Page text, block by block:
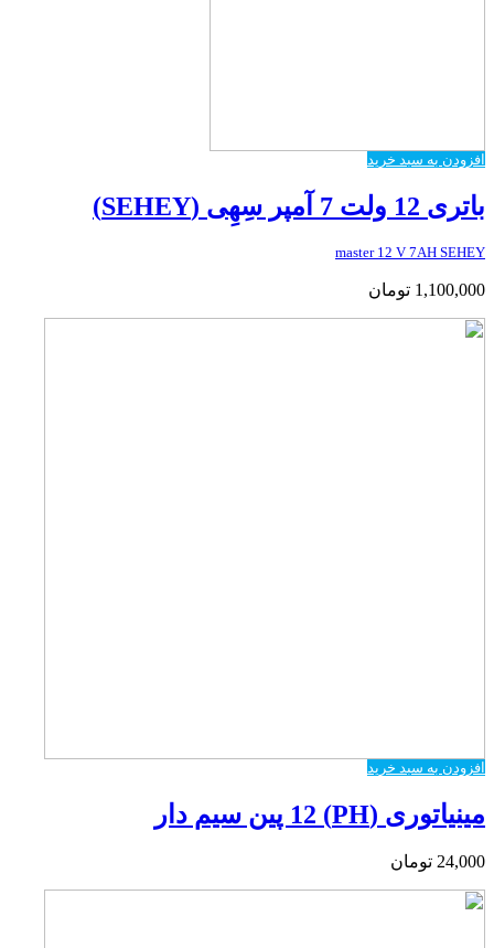
افزودن به سبد خرید
باتری 12 ولت 7 آمپر سِهِی (SEHEY)
master 12 V 7AH SEHEY
1,100,000 تومان
افزودن به سبد خرید
مینیاتوری (PH) 12 پین سیم دار
24,000 تومان